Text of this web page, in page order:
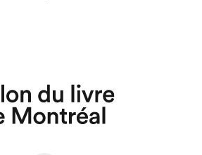
cherchez-vous?